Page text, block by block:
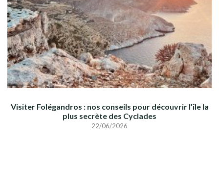
Visiter Folégandros : nos conseils pour découvrir l’île la
plus secrète des Cyclades
22/06/2026